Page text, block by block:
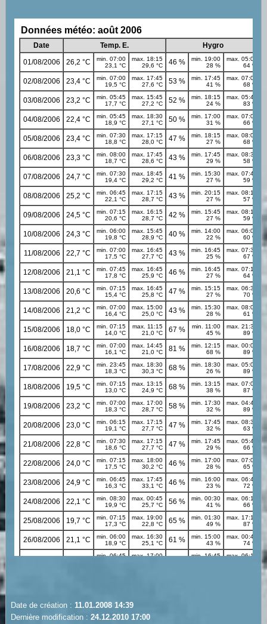
Date de création : 11.01.2008 14:39
Dernière modification : 24.12.2010 17:00